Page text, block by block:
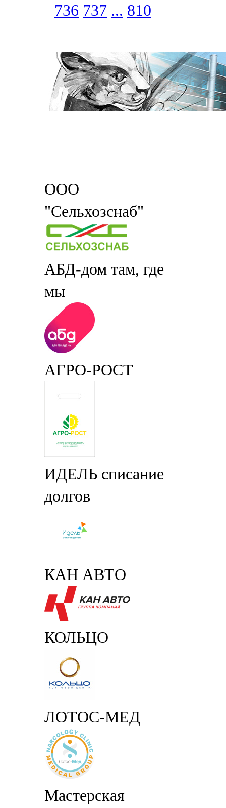
736 737 ... 810
ООО
"Сельхозснаб"
АБД-дом там, где
мы
АГРО-РОСТ
ИДЕЛЬ списание
долгов
КАН АВТО
КОЛЬЦО
ЛОТОС-МЕД
Мастерская